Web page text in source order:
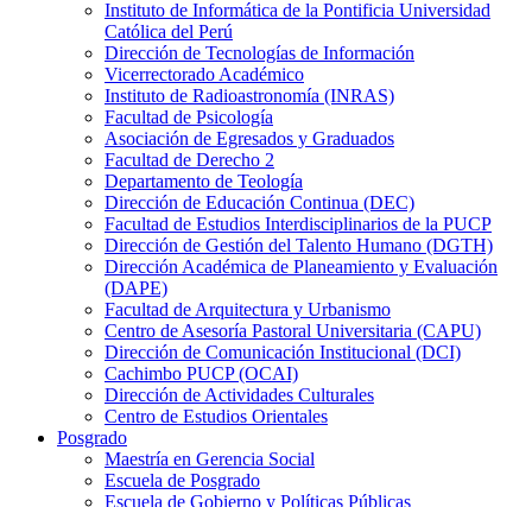
Instituto de Informática de la Pontificia Universidad
Católica del Perú
Dirección de Tecnologías de Información
Vicerrectorado Académico
Instituto de Radioastronomía (INRAS)
Facultad de Psicología
Asociación de Egresados y Graduados
Facultad de Derecho 2
Departamento de Teología
Dirección de Educación Continua (DEC)
Facultad de Estudios Interdisciplinarios de la PUCP
Dirección de Gestión del Talento Humano (DGTH)
Dirección Académica de Planeamiento y Evaluación
(DAPE)
Facultad de Arquitectura y Urbanismo
Centro de Asesoría Pastoral Universitaria (CAPU)
Dirección de Comunicación Institucional (DCI)
Cachimbo PUCP (OCAI)
Dirección de Actividades Culturales
Centro de Estudios Orientales
Posgrado
Maestría en Gerencia Social
Escuela de Posgrado
Escuela de Gobierno y Políticas Públicas